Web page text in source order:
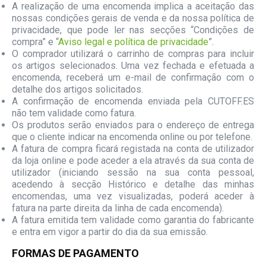
A realização de uma encomenda implica a aceitação das
nossas condições gerais de venda e da nossa política de
privacidade, que pode ler nas secções “Condições de
compra” e “Aviso legal e política de privacidade”.
O comprador utilizará o carrinho de compras para incluir
os artigos selecionados. Uma vez fechada e efetuada a
encomenda, receberá um e-mail de confirmação com o
detalhe dos artigos solicitados.
A confirmação de encomenda enviada pela CUTOFF.ES
não tem validade como fatura.
Os produtos serão enviados para o endereço de entrega
que o cliente indicar na encomenda online ou por telefone.
A fatura de compra ficará registada na conta de utilizador
da loja online e pode aceder a ela através da sua conta de
utilizador (iniciando sessão na sua conta pessoal,
acedendo à secção Histórico e detalhe das minhas
encomendas, uma vez visualizadas, poderá aceder à
fatura na parte direita da linha de cada encomenda).
A fatura emitida tem validade como garantia do fabricante
e entra em vigor a partir do dia da sua emissão.
FORMAS DE PAGAMENTO